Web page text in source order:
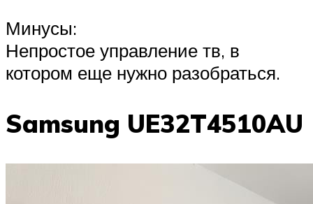
Минусы:
Непростое управление тв, в
котором еще нужно разобраться.
Samsung UE32T4510AU